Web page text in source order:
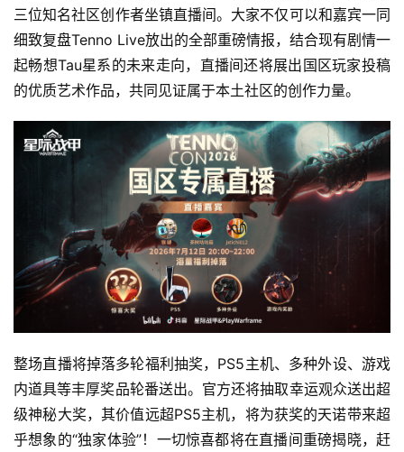
上
海
站
中
三位知名社区创作者坐镇直播间。大家不仅可以和嘉宾一同
细致复盘Tenno Live放出的全部重磅情报，结合现有剧情一
起畅想Tau星系的未来走向，直播间还将展出国区玩家投稿
的优质艺术作品，共同见证属于本土社区的创作力量。
整场直播将掉落多轮福利抽奖，PS5主机、多种外设、游戏
内道具等丰厚奖品轮番送出。官方还将抽取幸运观众送出超
级神秘大奖，其价值远超PS5主机，将为获奖的天诺带来超
乎想象的“独家体验”！一切惊喜都将在直播间重磅揭晓，赶